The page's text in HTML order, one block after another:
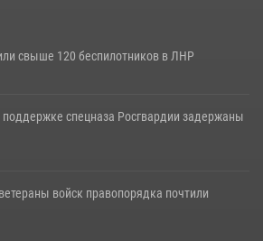
свыше 120 беспилотников в ЛНР
поддержке спецназа Росгвардии задержаны
войск правопорядка почтили